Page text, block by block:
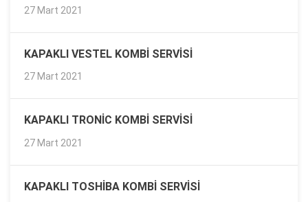
27 Mart 2021
KAPAKLI VESTEL KOMBI SERVISI
27 Mart 2021
KAPAKLI TRONIC KOMBI SERVISI
27 Mart 2021
KAPAKLI TOSHIBA KOMBI SERVISI